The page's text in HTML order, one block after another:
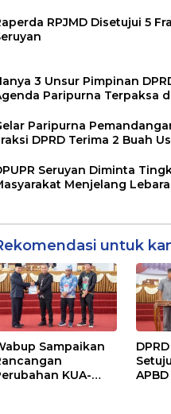
RPJMD Disetujui 5
3 Unsur Pimpinan
Paripurna Terpaksa
Paripurna
DPRD Terima 2 Buah
Seruyan Diminta
Menjelang
untuk
Sampaikan
KUA-